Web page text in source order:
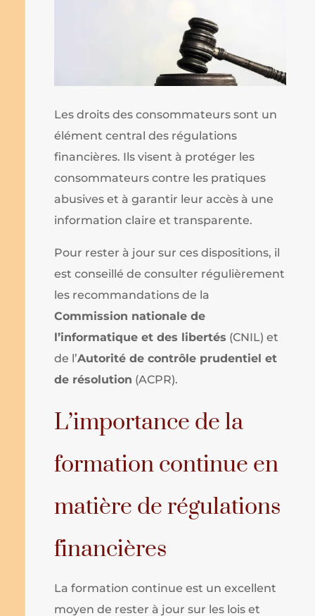
Les droits des consommateurs sont un
élément central des régulations
financières. Ils visent à protéger les
consommateurs contre les pratiques
abusives et à garantir leur accès à une
information claire et transparente.
Pour rester à jour sur ces dispositions, il
est conseillé de consulter régulièrement
les recommandations de la
Commission nationale de
l’informatique et des libertés (CNIL) et
de l’Autorité de contrôle prudentiel et
de résolution (ACPR).
L’importance de la
formation continue en
matière de régulations
financières
La formation continue est un excellent
moyen de rester à jour sur les lois et